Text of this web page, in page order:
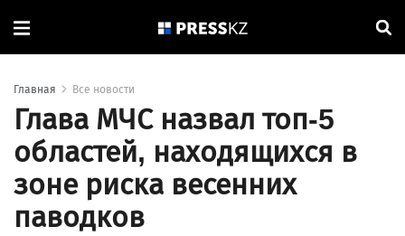
Главная Все новости
Глава МЧС назвал топ-5
областей, находящихся в
зоне риска весенних
паводков